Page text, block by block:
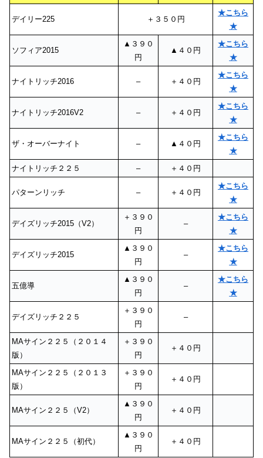
デイリー225 ＋３５０円
★こちら
★
ソフィア2015
▲３９０
円
▲４０円
★こちら
★
ナイトリッチ2016 – ＋４０円
★こちら
★
ナイトリッチ2016V2 – ＋４０円
★こちら
★
ザ・オーバーナイト – ▲４０円
★こちら
★
ナイトリッチ２２５
– ＋４０円
パターンリッチ – ＋４０円
★こちら
★
デイズリッチ2015（V2）
＋３９０
円
–
★こちら
★
デイズリッチ2015
▲３９０
円
–
★こちら
★
五億導
▲３９０
円
–
★こちら
★
デイズリッチ２２５
＋３９０
円
–
MAサイン２２５（２０１４
版）
＋３９０
円
＋４０円
MAサイン２２５（２０１３
版）
＋３９０
円
＋４０円
MAサイン２２５（V2）
▲３９０
円
＋４０円
MAサイン２２５（初代）
▲３９０
円
＋４０円